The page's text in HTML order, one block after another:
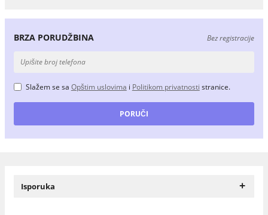
BRZA PORUDŽBINA Bez registracije
Slažem se sa Opštim uslovima i Politikom privatnosti stranice.
Isporuka +